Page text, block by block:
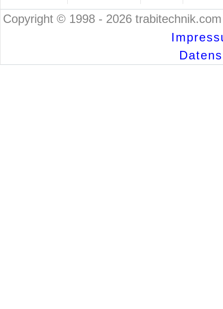
Copyright © 1998 - 2026